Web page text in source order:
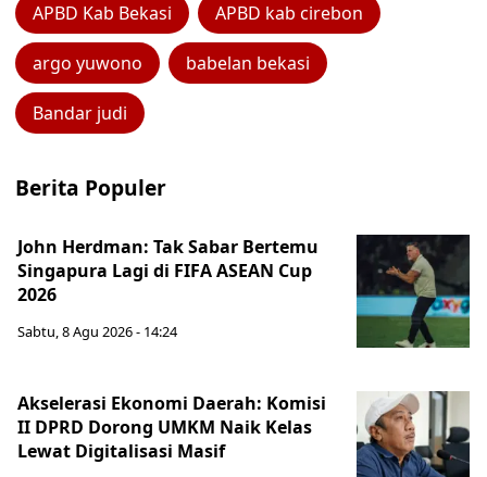
APBD Kab Bekasi APBD kab cirebon
argo yuwono babelan bekasi
Bandar judi
Berita Populer
John Herdman: Tak Sabar Bertemu
Singapura Lagi di FIFA ASEAN Cup
2026
Sabtu, 8 Agu 2026 - 14:24
Akselerasi Ekonomi Daerah: Komisi
II DPRD Dorong UMKM Naik Kelas
Lewat Digitalisasi Masif